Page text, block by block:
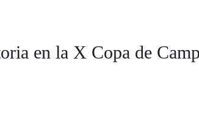
en la X Copa de